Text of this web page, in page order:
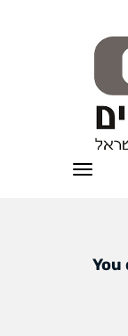
תפריט
You